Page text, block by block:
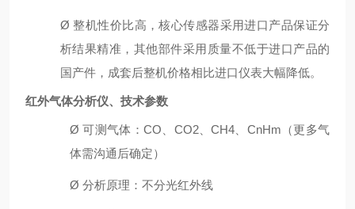
Ø整机性价比高，核心传感器采用进口产品保证分
析结果精准，其他部件采用质量不低于进口产品的
国产件，成套后整机价格相比进口仪表大幅降低。
红外气体分析仪、 技术参数
Ø可测气体： CO CO2、CH4 CnHm （更多气
体需沟通后确定）
Ø 分析原理： 不分光红外线